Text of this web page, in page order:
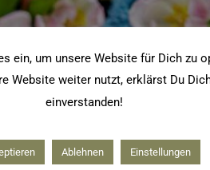
ein, um unsere Website für Dich zu
Website weiter nutzt, erklärst Du
einverstanden!
Ablehnen Einstellungen